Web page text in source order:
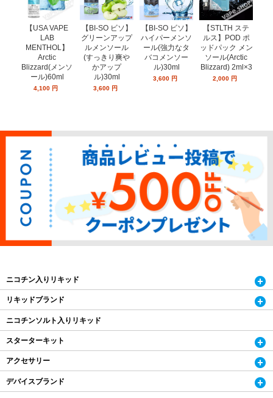
【USA VAPE
LAB
MENTHOL】
Arctic
Blizzard(メンソ
ール)60ml
4,100 円
【BI-SO ビソ】
グリーンアップ
ルメンソール
(すっきり爽や
かアップ
ル)30ml
3,600 円
【BI-SO ビソ】
ハイパーメンソ
ール(強力なタ
バコメンソー
ル)30ml
3,600 円
【STLTH ステ
ルス】POD ポ
ッドパック メン
ソール(Arctic
Blizzard) 2ml×3
2,000 円
ニコチン入りリキッド
リキッドブランド
ニコチンソルト入りリキッド
スターターキット
アクセサリー
デバイスブランド